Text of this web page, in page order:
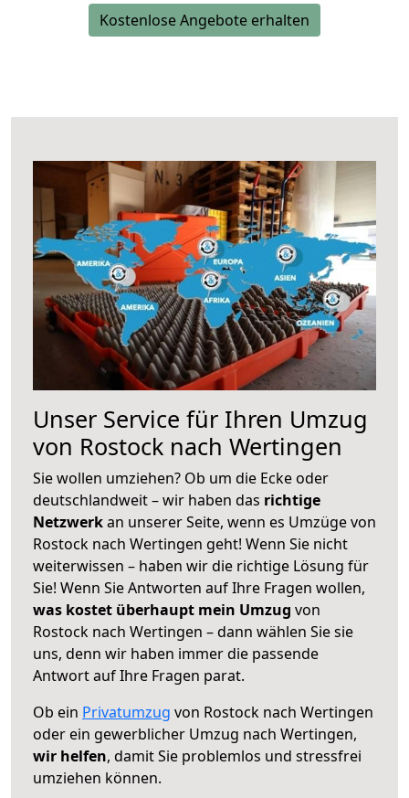
Kostenlose Angebote erhalten
Unser Service für Ihren Umzug
von Rostock nach Wertingen
Sie wollen umziehen? Ob um die Ecke oder
deutschlandweit – wir haben das richtige
Netzwerkan unserer Seite, wenn es Umzüge von
Rostock nach Wertingen geht! Wenn Sie nicht
weiterwissen – haben wir die richtige Lösung für
Sie! Wenn Sie Antworten auf Ihre Fragen wollen,
was kostet überhaupt mein Umzug von
Rostock nach Wertingen – dann wählen Sie sie
uns, denn wir haben immer die passende
Antwort auf Ihre Fragen parat.
Ob ein Privatumzug von Rostock nach Wertingen
oder ein gewerblicher Umzug nach Wertingen,
wir helfen, damit Sie problemlos und stressfrei
umziehen können.